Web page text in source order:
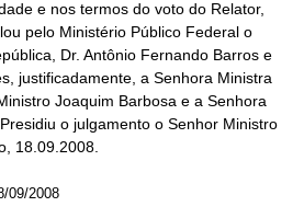
e nos termos do voto do Relator,
pelo Ministério Público Federal o
Dr. Antônio Fernando Barros e
justificadamente, a Senhora Ministra
Joaquim Barbosa e a Senhora
o julgamento o Senhor Ministro
18.09.2008.
09/2008